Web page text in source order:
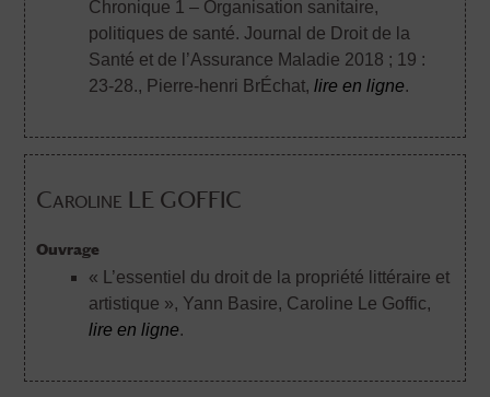
Chronique 1 – Organisation sanitaire,
politiques de santé. Journal de Droit de la
Santé et de l’Assurance Maladie 2018 ; 19 :
23-28., Pierre-henri BrÉchat,lire en ligne.
Caroline LE GOFFIC
Ouvrage
« L’essentiel du droit de la propriété littéraire et
artistique », Yann Basire, Caroline Le Goffic,
lire en ligne.